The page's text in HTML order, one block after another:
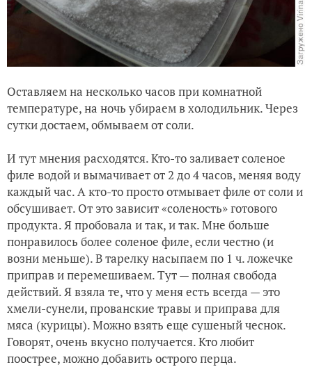
Оставляем на несколько часов при комнатной
температуре, на ночь убираем в холодильник. Через
сутки достаем, обмываем от соли.
И тут мнения расходятся. Кто-то заливает соленое
филе водой и вымачивает от 2 до 4 часов, меняя воду
каждый час. А кто-то просто отмывает филе от соли и
обсушивает. От это зависит «соленость» готового
продукта. Я пробовала и так, и так. Мне больше
понравилось более соленое филе, если честно (и
возни меньше). В тарелку насыпаем по 1 ч. ложечке
приправ и перемешиваем. Тут — полная свобода
действий. Я взяла те, что у меня есть всегда — это
хмели-сунели, прованские травы и приправа для
мяса (курицы). Можно взять еще сушеный чеснок.
Говорят, очень вкусно получается. Кто любит
поострее, можно добавить острого перца.